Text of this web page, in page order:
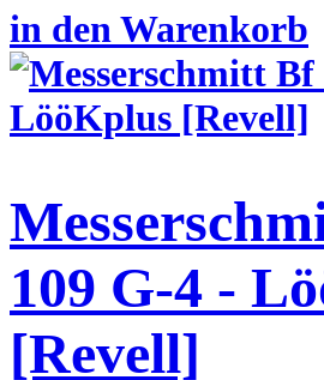
in den Warenkorb
109 G-4 -
[Revell]